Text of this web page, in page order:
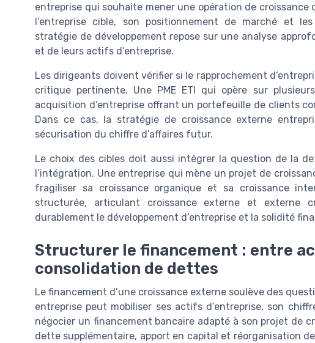
entreprise qui souhaite mener une opération de
l’entreprise cible, son positionnement de marché et
stratégie de développement repose sur une analyse
et de leurs actifs d’entreprise.
Les dirigeants doivent vérifier si le rapprochement
critique pertinente. Une PME ETI qui opère sur
acquisition d’entreprise offrant un portefeuille de clients
Dans ce cas, la stratégie de croissance externe
sécurisation du chiffre d’affaires futur.
Le choix des cibles doit aussi intégrer la question de la
l’intégration. Une entreprise qui mène un projet de
fragiliser sa croissance organique et sa croissance
structurée, articulant croissance externe et externe
durablement le développement d’entreprise et la solidité
Structurer le financement : entre
consolidation de dettes
Le financement d’une croissance externe soulève des
entreprise peut mobiliser ses actifs d’entreprise, son
négocier un financement bancaire adapté à son projet de
dette supplémentaire, apport en capital et réorganisation